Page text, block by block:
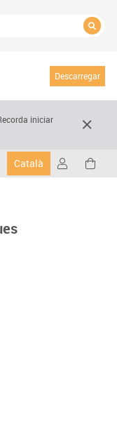
Descarregar
iniciar
Català